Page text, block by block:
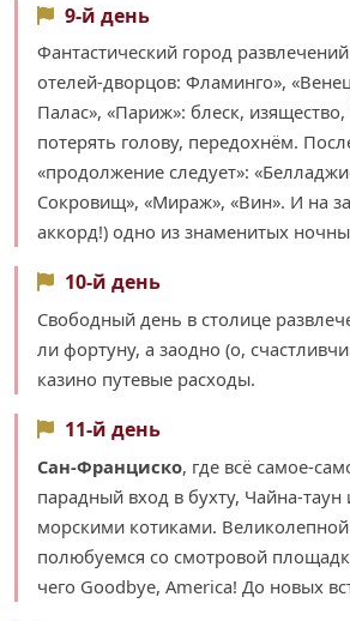
9-й день
Фантастический город
отелей-дворцов: Фламинго»,
Палас», «Париж»: блеск,
потерять голову, передохнём.
«продолжение следует»:
Сокровищ», «Мираж», «Вин». И на
аккорд!) одно из знаменитых
10-й день
Свободный день в столице
ли фортуну, а заодно (о,
казино путевые расходы.
11-й день
Сан-Франциско, где всё самое-
парадный вход в бухту, Чайна-
морскими котиками.
полюбуемся со смотровой
чего Goodbyе, America! До новых